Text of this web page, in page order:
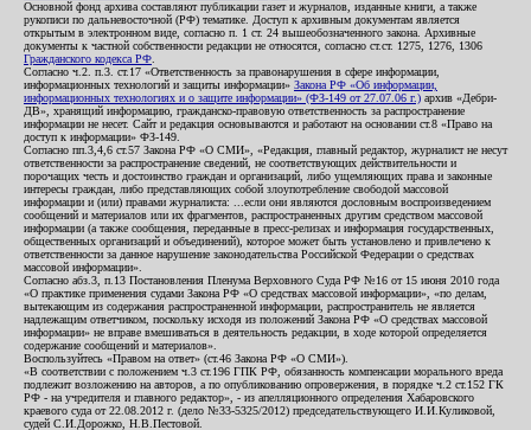
Основной фонд архива составляют публикации газет и журналов, изданные книги, а также
рукописи по дальневосточной (РФ) тематике. Доступ к архивным документам является
открытым в электронном виде, согласно п. 1 ст. 24 вышеобозначенного закона. Архивные
документы к частной собственности редакции не относятся, согласно ст.ст. 1275, 1276, 1306
Гражданского кодекса РФ
Согласно ч.2. п.3. ст.17 «Ответственность за правонарушения в сфере информации,
информационных технологий и защиты информации» Закона РФ «Об информации,
информационных технологиях и о защите информации» (ФЗ-149 от 27.07.06 г.) архив «Дебри-
ДВ», хранящий информацию, гражданско-правовую ответственность за распространение
информации не несет. Сайт и редакция основываются и работают на основании ст.8 «Право на
доступ к информации» ФЗ-149.
Согласно пп.3,4,6 ст.57 Закона РФ «О СМИ», «Редакция, главный редактор, журналист не несут
ответственности за распространение сведений, не соответствующих действительности и
порочащих честь и достоинство граждан и организаций, либо ущемляющих права и законные
интересы граждан, либо представляющих собой злоупотребление свободой массовой
информации и (или) правами журналиста: ...если они являются дословным воспроизведением
сообщений и материалов или их фрагментов, распространенных другим средством массовой
информации (а также сообщения, переданные в пресс-релизах и информация государственных,
общественных организаций и объединений), которое может быть установлено и привлечено к
ответственности за данное нарушение законодательства Российской Федерации о средствах
массовой информации».
Согласно абз.3, п.13 Постановления Пленума Верховного Суда РФ №16 от 15 июня 2010 года
«О практике применения судами Закона РФ «О средствах массовой информации», «по делам,
вытекающим из содержания распространенной информации, распространитель не является
надлежащим ответчиком, поскольку исходя из положений Закона РФ «О средствах массовой
информации» не вправе вмешиваться в деятельность редакции, в ходе которой определяется
содержание сообщений и материалов».
Воспользуйтесь «Правом на ответ» (ст.46 Закона РФ «О СМИ»).
«В соответствии с положением ч.3 ст.196 ГПК РФ, обязанность компенсации морального вреда
подлежит возложению на авторов, а по опубликованию опровержения, в порядке ч.2 ст.152 ГК
РФ - на учредителя и главного редактор», - из апелляционного определения Хабаровского
краевого суда от 22.08.2012 г. (дело №33-5325/2012) председательствующего И.И.Куликовой,
судей С.И.Дорожко, Н.В.Пестовой.